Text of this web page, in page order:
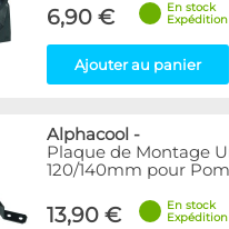
6,90 €
En stock
Ajouter au panier
Alphacool -
Plaque de Montage
120/140mm pour
13,90 €
En stock